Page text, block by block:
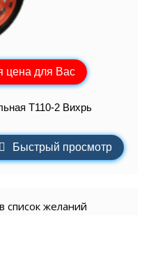
цена для Вас
Т110-2 Вихрь
Быстрый просмотр
список желаний